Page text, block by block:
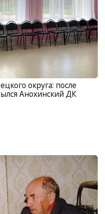
округа: после
Анохинский ДК